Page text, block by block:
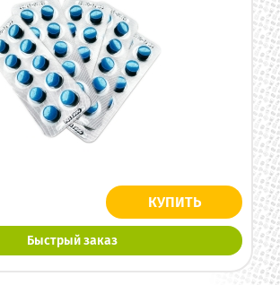
КУПИТЬ
Быстрый заказ